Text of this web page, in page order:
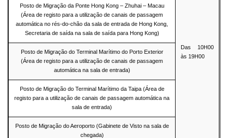
Das 10H00
às 19H00
Posto de Migração da Ponte Hong Kong – Zhuhai – Macau
(Área de registo para a utilização de canais de passagem
automática no rés-do-chão da sala de entrada de Hong Kong,
Secretaria de saída na sala de saída para Hong Kong)
Posto de Migração do Terminal Marítimo do Porto Exterior
(Área de registo para a utilização de canais de passagem
automática na sala de entrada)
Posto de Migração do Terminal Marítimo da Taipa (Área de
registo para a utilização de canais de passagem automática na
sala de entrada)
Posto de Migração do Aeroporto (Gabinete de Visto na sala de
chegada)